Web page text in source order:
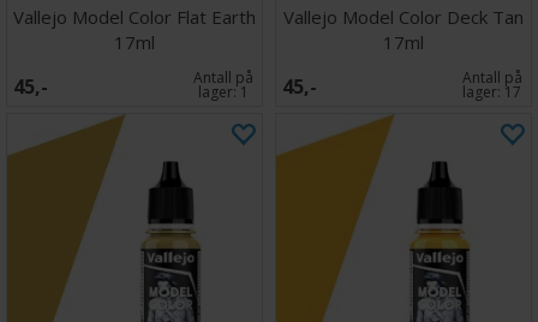
Vallejo Model Color Flat Earth
17ml
45,- Antall på
lager:1
Vallejo Model Color Deck Tan
17ml
45,- Antall på
lager: 17